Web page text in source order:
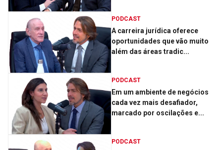
PODCAST
A carreira jurídica oferece
oportunidades que vão muito
além das áreas tradic...
PODCAST
Em um ambiente de negócios
cada vez mais desafiador,
marcado por oscilações e...
PODCAST